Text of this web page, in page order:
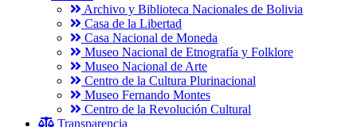
Archivo y Biblioteca Nacionales de Bolivia
Casa de la Libertad
Casa Nacional de Moneda
Museo Nacional de Etnografía y Folklore
Museo Nacional de Arte
Centro de la Cultura Plurinacional
Museo Fernando Montes
Centro de la Revolución Cultural
Transparencia